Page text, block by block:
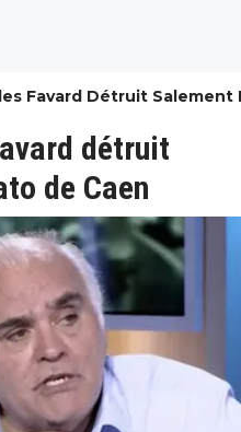
Favard Détruit Salement
détruit
de Caen